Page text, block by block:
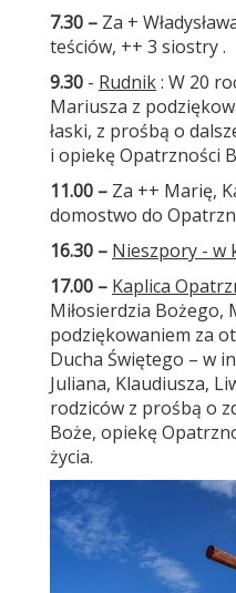
7.30 – Za +
teściów, ++ 3 siostry .
9.30 - Rudnik: W 20
Mariusza z
łaski, z prośbą o
i opiekę Opatrzności
11.00 – Za ++ Marię,
domostwo do
16.30 – Nieszpory - w
17.00 – Kaplica
Miłosierdzia Bożego,
podziękowaniem za
Ducha Świętego – w
Juliana, Klaudiusza,
rodziców z prośbą o
Boże, opiekę
życia.